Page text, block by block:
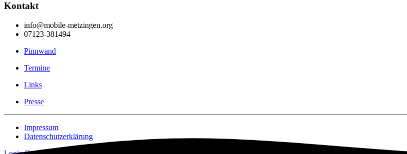
Kontakt
info@mobile-metzingen.org
07123-381494
Pinnwand
Termine
Links
Presse
Impressum
Datenschutzerklärung